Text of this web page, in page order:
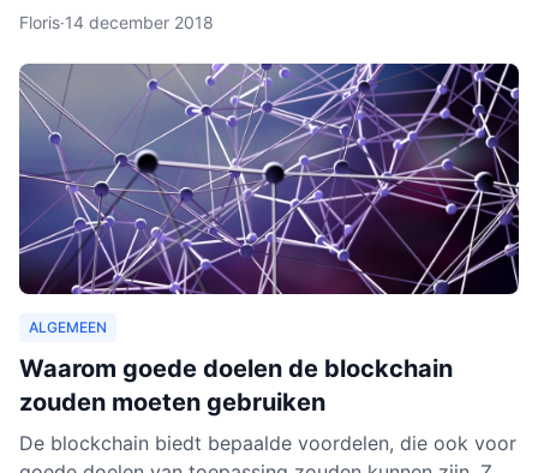
het instellen van een bot nog aardig wat tijd en
Floris·14 december 2018
ALGEMEEN
Waarom goede doelen de blockchain
zouden moeten gebruiken
De blockchain biedt bepaalde voordelen, die ook voor